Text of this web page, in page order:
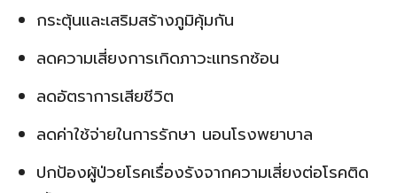
กระตุ้นและเสริมสร้างภูมิคุ้มกัน
ลดความเสี่ยงการเกิดภาวะแทรกซ้อน
ลดอัตราการเสียชีวิต
ลดค่าใช้จ่ายในการรักษา นอนโรงพยาบาล
ปกป้องผู้ป่วยโรคเรื่องรังจากความเสี่ยงต่อโรคติด